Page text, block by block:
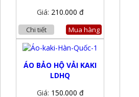
Giá: 210.000 đ
Chi tiết Mua hàng
ÁO BẢO HỘ VẢI KAKI
LDHQ
Giá: 150.000 đ